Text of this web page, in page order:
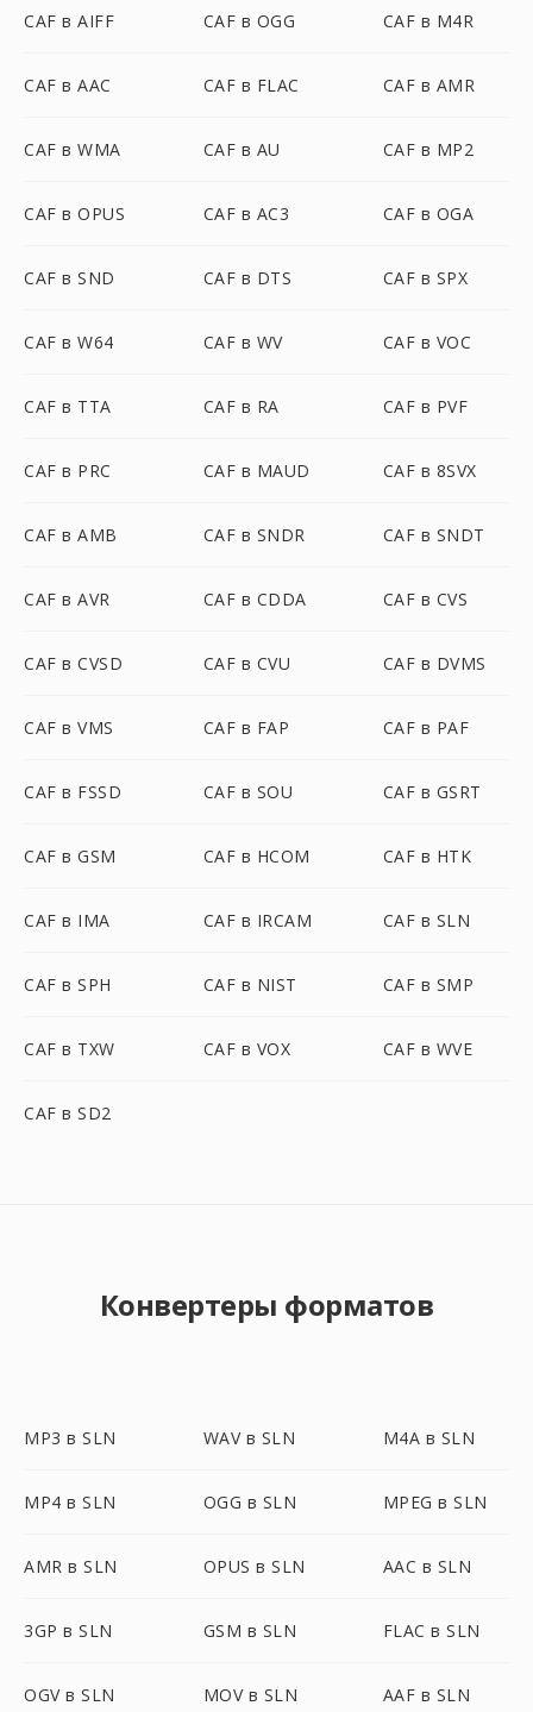
CAF в AIFF CAF в OGG CAF в M4R
CAF в AAC CAF в FLAC CAF в AMR
CAF в WMA CAF в AU CAF в MP2
CAF в OPUS CAF в AC3 CAF в OGA
CAF в SND CAF в DTS CAF в SPX
CAF в W64 CAF в WV CAF в VOC
CAF в TTA CAF в RA CAF в PVF
CAF в PRC CAF в MAUD CAF в 8SVX
CAF в AMB CAF в SNDR CAF в SNDT
CAF в AVR CAF в CDDA CAF в CVS
CAF в CVSD CAF в CVU CAF в DVMS
CAF в VMS CAF в FAP CAF в PAF
CAF в FSSD CAF в SOU CAF в GSRT
CAF в GSM CAF в HCOM CAF в HTK
CAF в IMA CAF в IRCAM CAF в SLN
CAF в SPH CAF в NIST CAF в SMP
CAF в TXW CAF в VOX CAF в WVE
CAF в SD2
Конвертеры форматов
MP3 в SLN WAV в SLN M4A в SLN
MP4 в SLN OGG в SLN MPEG в SLN
AMR в SLN OPUS в SLN AAC в SLN
3GP в SLN GSM в SLN FLAC в SLN
OGV в SLN MOV в SLN AAF в SLN